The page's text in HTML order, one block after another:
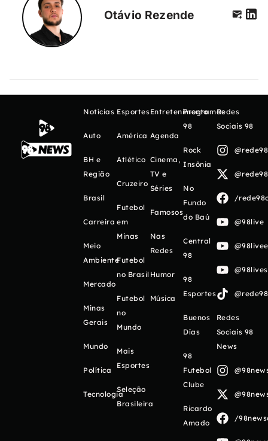
Otávio Rezende
Notícias
Auto
BH e
Região
Brasil
Carreira
Meio
Ambiente
Mercado
Minas
Gerais
Mundo
Política
Tecnologia
Esportes
América
Atlético
Cruzeiro
Futebol
em
Minas
Futebol
no Brasil
Futebol
no
Mundo
Mais
Esportes
Seleção
Brasileira
Entretenimento
Agenda
Cinema,
TV e
Séries
Famosos
Nas
Redes
Humor
Música
Programas
98
Rock
Insônia
No
Fundo
do Baú
Central
98
98
Esportes
Buenos
Días
98
Futebol
Clube
Ricardo
Amado
Redes
Sociais 98
/
@98live
Redes
Sociais 98
News
/